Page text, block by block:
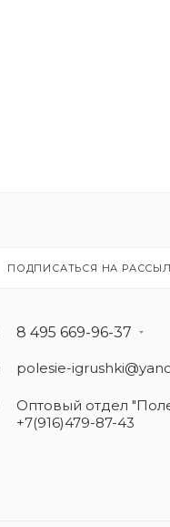
ПОДПИСАТЬСЯ НА
8 495 669-96-37
polesie-
Оптовый отдел
+7(916)479-87-43